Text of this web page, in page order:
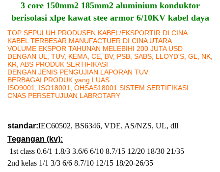
3 core 150mm2 185mm2 aluminium konduktor
berisolasi xlpe kawat stee armor 6/10KV kabel daya
TOP SEPULUH PRODUSEN KABEL/EKSPORTIR DI CINA
KABEL TERBESAR MANUFACTUER DI CINA UTARA
VOLUME EKSPOR TAHUNAN MELEBIHI 200 JUTA USD
DENGAN UL, TUV, KEMA, CE, BV, PSB, SABS, LLOYD'S, GL, NK,
KR, ABS PRODUK SERTIFIKASI
DENGAN JENIS PENGUJIAN LAPORAN TUV
BERBAGAI PRODUK yang LUAS
ISO9001, ISO18001, OHSAS18001 SISTEM SERTIFIKASI
CNAS PERSETUJUAN LABROTARY
standar:IEC60502, BS6346, VDE, AS/NZS, UL, dll
Tegangan (kv):
1st class 0.6/1 1.8/3 3.6/6 6/10 8.7/15 12/20 18/30 21/35
2nd kelas 1/1 3/3 6/6 8.7/10 12/15 18/20-26/35